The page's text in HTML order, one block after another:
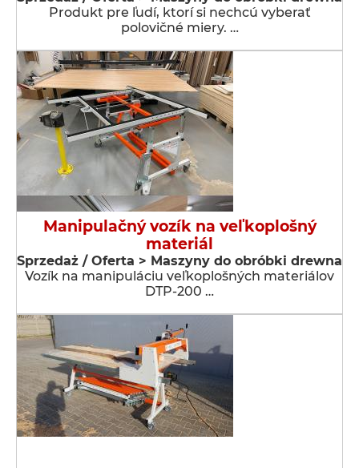
Produkt pre ľudí, ktorí si nechcú vyberať
polovičné miery. …
Manipulačný vozík na veľkoplošný
materiál
Sprzedaż / Oferta > Maszyny do obróbki drewna
Vozík na manipuláciu veľkoplošných materiálov
DTP-200 …